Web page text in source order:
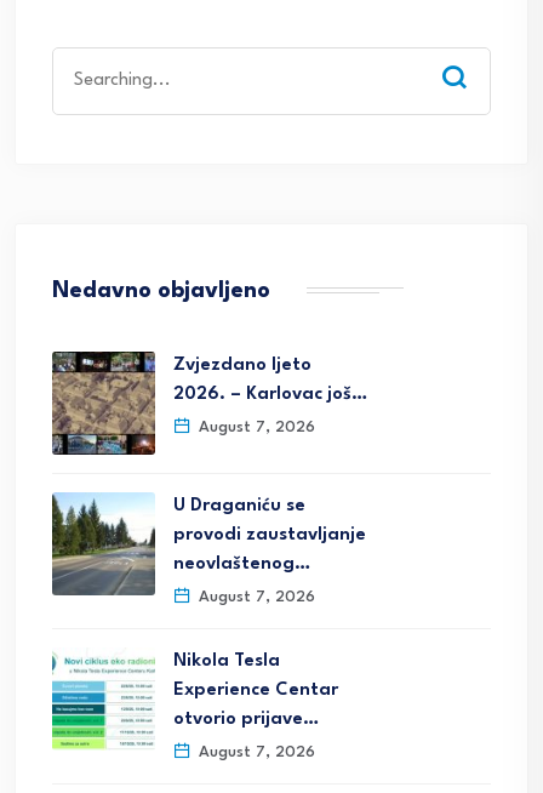
for:
Nedavno objavljeno
Zvjezdano ljeto
2026. – Karlovac još…
August 7, 2026
U Draganiću se
provodi zaustavljanje
neovlaštenog…
August 7, 2026
Nikola Tesla
Experience Centar
otvorio prijave…
August 7, 2026